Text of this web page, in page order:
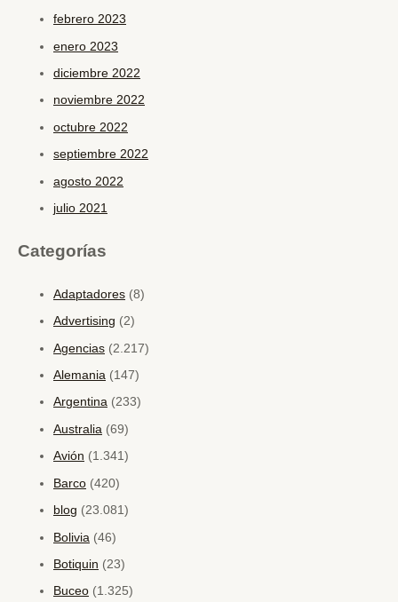
febrero 2023
enero 2023
diciembre 2022
noviembre 2022
octubre 2022
septiembre 2022
agosto 2022
julio 2021
Categorías
Adaptadores (8)
Advertising (2)
Agencias (2.217)
Alemania (147)
Argentina (233)
Australia (69)
Avión (1.341)
Barco (420)
blog (23.081)
Bolivia (46)
Botiquin (23)
Buceo (1.325)